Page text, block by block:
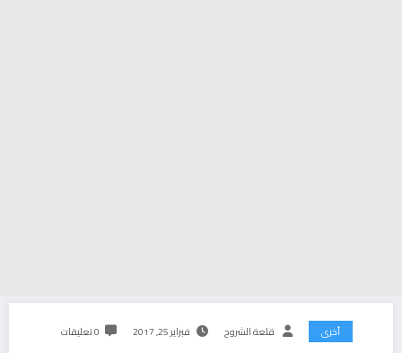
أخرى قلعة الشروح فبراير 25, 2017 0 تعليقات